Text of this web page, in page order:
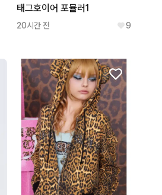
태그호이어 포뮬러1
20시간 전 9